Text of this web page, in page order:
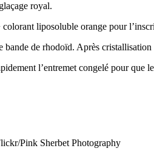
royal.
liposoluble orange pour
bande de rhodoïd. Après
l’entremet congelé pour que
Pink Sherbet Photography